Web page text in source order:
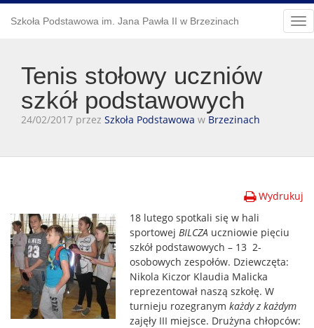
Szkoła Podstawowa im. Jana Pawła II w Brzezinach
Tenis stołowy uczniów
szkół podstawowych
24/02/2017 przez Szkoła Podstawowa w Brzezinach
Wydrukuj
18 lutego spotkali się w hali
sportowej BILCZA uczniowie pięciu
szkół podstawowych – 13 2-
osobowych zespołów. Dziewczęta:
Nikola Kiczor Klaudia Malicka
reprezentował naszą szkołę. W
turnieju rozegranym każdy z każdym
zajęły III miejsce. Drużyna chłopców: